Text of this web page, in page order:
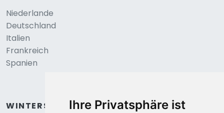
Ihre Privatsphäre ist
Niederlande
Deutschland
Italien
Frankreich
Spanien
WINTERSPORT